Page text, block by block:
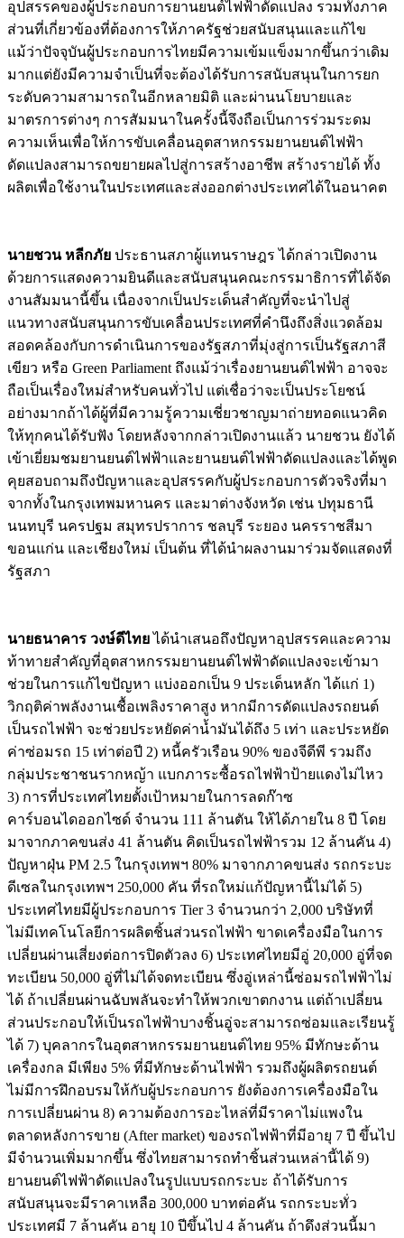
อุปสรรคของผู้ประกอบการยานยนต์ไฟฟ้าดัดแปลง รวมทั้งภาค
ส่วนที่เกี่ยวข้องที่ต้องการให้ภาครัฐช่วยสนับสนุนและแก้ไข
แม้ว่าปัจจุบันผู้ประกอบการไทยมีความเข้มแข็งมากขึ้นกว่าเดิม
มากแต่ยังมีความจำเป็นที่จะต้องได้รับการสนับสนุนในการยก
ระดับความสามารถในอีกหลายมิติ และผ่านนโยบายและ
มาตรการต่างๆ การสัมมนาในครั้งนี้จึงถือเป็นการร่วมระดม
ความเห็นเพื่อให้การขับเคลื่อนอุตสาหกรรมยานยนต์ไฟฟ้า
ดัดแปลงสามารถขยายผลไปสู่การสร้างอาชีพ สร้างรายได้ ทั้ง
ผลิตเพื่อใช้งานในประเทศและส่งออกต่างประเทศได้ในอนาคต
นายชวน หลีกภัย ประธานสภาผู้แทนราษฎร ได้กล่าวเปิดงาน
ด้วยการแสดงความยินดีและสนับสนุนคณะกรรมาธิการที่ได้จัด
งานสัมมนานี้ขึ้น เนื่องจากเป็นประเด็นสำคัญที่จะนำไปสู่
แนวทางสนับสนุนการขับเคลื่อนประเทศที่คำนึงถึงสิ่งแวดล้อม
สอดคล้องกับการดำเนินการของรัฐสภาที่มุ่งสู่การเป็นรัฐสภาสี
เขียว หรือ Green Parliament ถึงแม้ว่าเรื่องยานยนต์ไฟฟ้า อาจจะ
ถือเป็นเรื่องใหม่สำหรับคนทั่วไป แต่เชื่อว่าจะเป็นประโยชน์
อย่างมากถ้าได้ผู้ที่มีความรู้ความเชี่ยวชาญมาถ่ายทอดแนวคิด
ให้ทุกคนได้รับฟัง โดยหลังจากกล่าวเปิดงานแล้ว นายชวน ยังได้
เข้าเยี่ยมชมยานยนต์ไฟฟ้าและยานยนต์ไฟฟ้าดัดแปลงและได้พูด
คุยสอบถามถึงปัญหาและอุปสรรคกับผู้ประกอบการตัวจริงที่มา
จากทั้งในกรุงเทพมหานคร และมาต่างจังหวัด เช่น ปทุมธานี
นนทบุรี นครปฐม สมุทรปราการ ชลบุรี ระยอง นครราชสีมา
ขอนแก่น และเชียงใหม่ เป็นต้น ที่ได้นำผลงานมาร่วมจัดแสดงที่
รัฐสภา
นายธนาคาร วงษ์ดีไทยได้นำเสนอถึงปัญหาอุปสรรคและความ
ท้าทายสำคัญที่อุตสาหกรรมยานยนต์ไฟฟ้าดัดแปลงจะเข้ามา
ช่วยในการแก้ไขปัญหา แบ่งออกเป็น 9 ประเด็นหลัก ได้แก่ 1)
วิกฤติค่าพลังงานเชื้อเพลิงราคาสูง หากมีการดัดแปลงรถยนต์
เป็นรถไฟฟ้า จะช่วยประหยัดค่าน้ำมันได้ถึง 5 เท่า และประหยัด
ค่าซ่อมรถ 15 เท่าต่อปี 2) หนี้ครัวเรือน 90% ของจีดีพี รวมถึง
กลุ่มประชาชนรากหญ้า แบกภาระซื้อรถไฟฟ้าป้ายแดงไม่ไหว
3) การที่ประเทศไทยตั้งเป้าหมายในการลดก๊าซ
คาร์บอนไดออกไซด์ จำนวน 111 ล้านตัน ให้ได้ภายใน 8 ปี โดย
มาจากภาคขนส่ง 41 ล้านตัน คิดเป็นรถไฟฟ้ารวม 12 ล้านคัน 4)
ปัญหาฝุ่น PM 2.5 ในกรุงเทพฯ 80% มาจากภาคขนส่ง รถกระบะ
ดีเซลในกรุงเทพฯ 250,000 คัน ที่รถใหม่แก้ปัญหานี้ไม่ได้ 5)
ประเทศไทยมีผู้ประกอบการ Tier 3 จำนวนกว่า 2,000 บริษัทที่
ไม่มีเทคโนโลยีการผลิตชิ้นส่วนรถไฟฟ้า ขาดเครื่องมือในการ
เปลี่ยนผ่านเสี่ยงต่อการปิดตัวลง 6) ประเทศไทยมีอู่ 20,000 อู่ที่จด
ทะเบียน 50,000 อู่ที่ไม่ได้จดทะเบียน ซึ่งอู่เหล่านี้ซ่อมรถไฟฟ้าไม่
ได้ ถ้าเปลี่ยนผ่านฉับพลันจะทำให้พวกเขาตกงาน แต่ถ้าเปลี่ยน
ส่วนประกอบให้เป็นรถไฟฟ้าบางชิ้นอู่จะสามารถซ่อมและเรียนรู้
ได้ 7) บุคลากรในอุตสาหกรรมยานยนต์ไทย 95% มีทักษะด้าน
เครื่องกล มีเพียง 5% ที่มีทักษะด้านไฟฟ้า รวมถึงผู้ผลิตรถยนต์
ไม่มีการฝึกอบรมให้กับผู้ประกอบการ ยังต้องการเครื่องมือใน
การเปลี่ยนผ่าน 8) ความต้องการอะไหล่ที่มีราคาไม่แพงใน
ตลาดหลังการขาย (After market) ของรถไฟฟ้าที่มีอายุ 7 ปี ขึ้นไป
มีจำนวนเพิ่มมากขึ้น ซึ่งไทยสามารถทำชิ้นส่วนเหล่านี้ได้ 9)
ยานยนต์ไฟฟ้าดัดแปลงในรูปแบบรถกระบะ ถ้าได้รับการ
สนับสนุนจะมีราคาเหลือ 300,000 บาทต่อคัน รถกระบะทั่ว
ประเทศมี 7 ล้านคัน อายุ 10 ปีขึ้นไป 4 ล้านคัน ถ้าดึงส่วนนี้มา